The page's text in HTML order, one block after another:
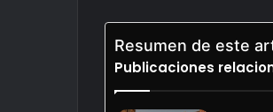
Resumen de este
Publicaciones